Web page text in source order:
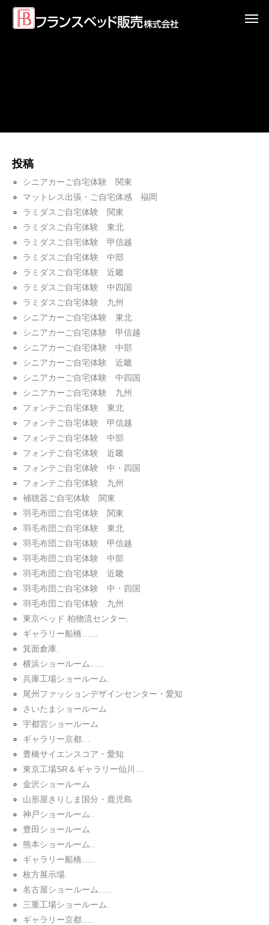
投稿
シニアカーご自宅体験 関東
マットレス出張・ご自宅体感 福岡
ラミダスご自宅体験 関東
ラミダスご自宅体験 東北
ラミダスご自宅体験 甲信越
ラミダスご自宅体験 中部
ラミダスご自宅体験 近畿
ラミダスご自宅体験 中四国
ラミダスご自宅体験 九州
シニアカーご自宅体験 東北
シニアカーご自宅体験 甲信越
シニアカーご自宅体験 中部
シニアカーご自宅体験 近畿
シニアカーご自宅体験 中四国
シニアカーご自宅体験 九州
フォンテご自宅体験 東北
フォンテご自宅体験 甲信越
フォンテご自宅体験 中部
フォンテご自宅体験 近畿
フォンテご自宅体験 中・四国
フォンテご自宅体験 九州
補聴器ご自宅体験 関東
羽毛布団ご自宅体験 関東
羽毛布団ご自宅体験 東北
羽毛布団ご自宅体験 甲信越
羽毛布団ご自宅体験 中部
羽毛布団ご自宅体験 近畿
羽毛布団ご自宅体験 中・四国
羽毛布団ご自宅体験 九州
東京ベッド 柏物流センター.
ギャラリー船橋……
箕面倉庫.
横浜ショールーム…..
兵庫工場ショールーム.
尾州ファッションデザインセンター・愛知
さいたまショールーム
宇都宮ショールーム
ギャラリー京都…
豊橋サイエンスコア・愛知
東京工場SR＆ギャラリー仙川…
金沢ショールーム
山形屋きりしま国分・鹿児島
神戸ショールーム..
豊田ショールーム
熊本ショールーム..
ギャラリー船橋…..
枚方展示場.
名古屋ショールーム…..
三重工場ショールーム.
ギャラリー京都….